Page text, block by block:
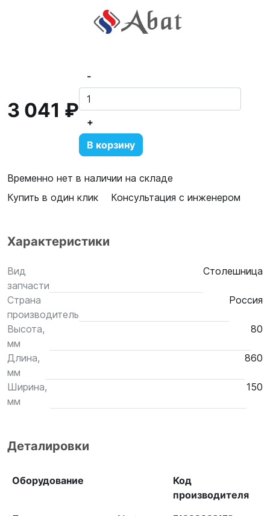
3 041 ₽
-
+
В корзину
Временно нет в наличии на складе
Купить в один клик
Консультация с инженером
Характеристики
Вид
запчасти
Столешница
Страна
производитель
Россия
Высота,
мм
80
Длина,
мм
860
Ширина,
мм
150
Деталировки
Оборудование
Код
производителя